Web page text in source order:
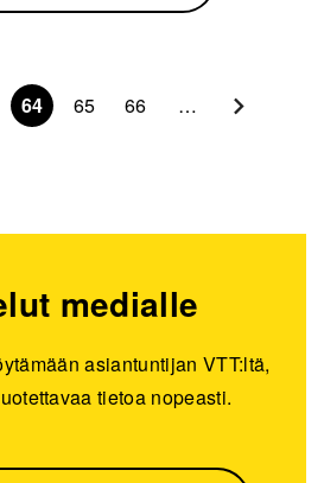
64 65 66 …
medialle
asiantuntijan VTT:ltä,
tietoa nopeasti.